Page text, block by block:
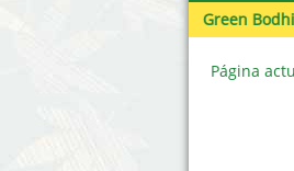
SERIOUS
Green Bodhi-40%
Página